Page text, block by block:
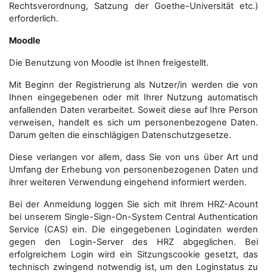
Rechtsverordnung, Satzung der Goethe-Universität etc.)
erforderlich.
Moodle
Die Benutzung von Moodle ist Ihnen freigestellt.
Mit Beginn der Registrierung als Nutzer/in werden die von
Ihnen eingegebenen oder mit Ihrer Nutzung automatisch
anfallenden Daten verarbeitet. Soweit diese auf Ihre Person
verweisen, handelt es sich um personenbezogene Daten.
Darum gelten die einschlägigen Datenschutzgesetze.
Diese verlangen vor allem, dass Sie von uns über Art und
Umfang der Erhebung von personenbezogenen Daten und
ihrer weiteren Verwendung eingehend informiert werden.
Bei der Anmeldung loggen Sie sich mit Ihrem HRZ-Acount
bei unserem Single-Sign-On-System Central Authentication
Service (CAS) ein. Die eingegebenen Logindaten werden
gegen den Login-Server des HRZ abgeglichen. Bei
erfolgreichem Login wird ein Sitzungscookie gesetzt, das
technisch zwingend notwendig ist, um den Loginstatus zu